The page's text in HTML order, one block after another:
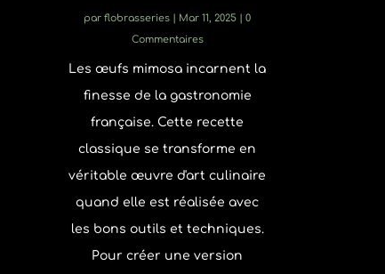
parflobrasseries Mar 11, 2025 | 0
Commentaires
Les œufs mimosa incarnent la
finesse de la gastronomie
française. Cette recette
classique se transforme en
véritable œuvre d'art culinaire
quand elle est réalisée avec
les bons outils et techniques.
Pour créer une version